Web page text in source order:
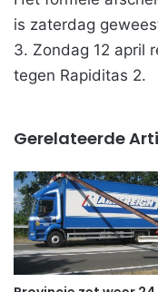
is zaterdag
3. Zondag 12 april
tegen Rapiditas 2.
Gerelateerde